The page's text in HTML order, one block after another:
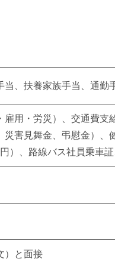
当、扶養家族手当、通勤
雇用・労災）、交通費
災害見舞金、弔慰金）
）、路線バス社員乗車
）と面接